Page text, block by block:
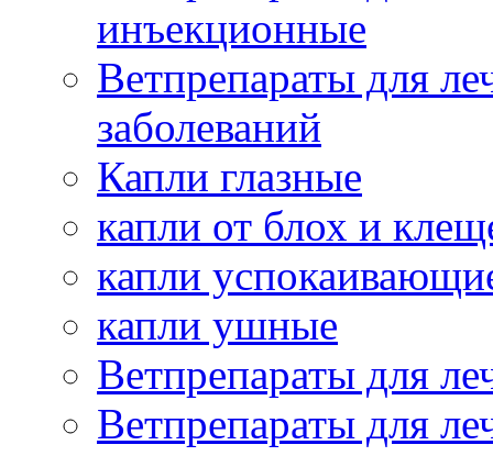
инъекционные
Ветпрепараты для
заболеваний
Капли глазные
капли от блох и
капли
капли ушные
Ветпрепараты для
Ветпрепараты для